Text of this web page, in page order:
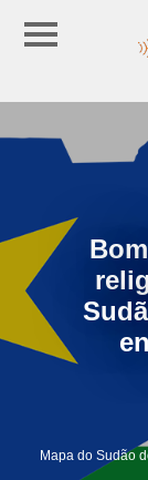
Mapa do Sudão